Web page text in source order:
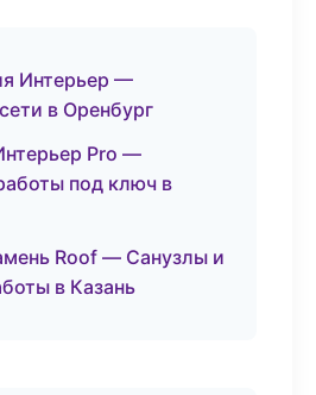
Интерьер —
в Оренбург
Pro —
под ключ в
Roof — Санузлы и
в Казань